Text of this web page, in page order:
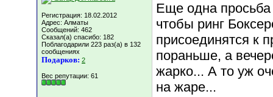
Регистрация: 18.02.2012
Адрес: Алматы
Сообщений: 462
Сказал(а) спасибо: 182
Поблагодарили 223 раз(а) в 132
сообщениях
Подарков: 2
Вес репутации: 61
Еще одна просьба
чтобы ринг
присоединятся к
пораньше, а
жарко... А то уж
на жаре...